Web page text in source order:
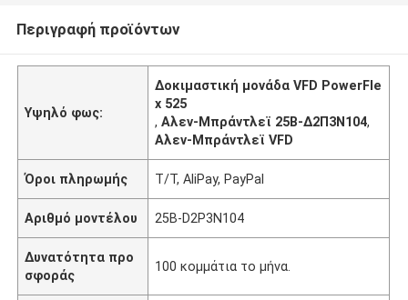
Περιγραφή προϊόντων
Υψηλό φως:
Δοκιμαστική μονάδα VFD PowerFle
x 525
,Αλεν-Μπράντλεϊ 25Β-Δ2Π3Ν104,
Αλεν-Μπράντλεϊ VFD
Όροι πληρωμής T/T, AliPay, PayPal
Αριθμό μοντέλου 25B-D2P3N104
Δυνατότητα προ
σφοράς
100 κομμάτια το μήνα.